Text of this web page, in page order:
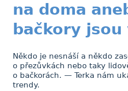
na doma
bačkory jsou
Někdo je nesnáší a někdo
o přezůvkách nebo taky
o bačkorách. — Terka nám
trendy.